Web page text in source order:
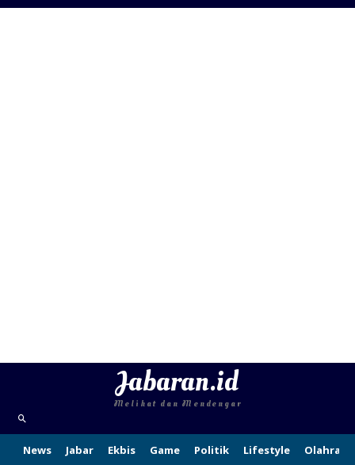
Jabaran.id
Melihat dan Mendengar
News Jabar Ekbis Game Politik Lifestyle Olahraga